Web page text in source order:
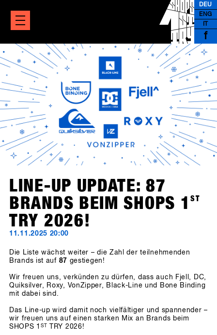
DEU
ENG
f
LINE-UP UPDATE: 87
BRANDS BEIM SHOPS 1ST
TRY 2026!
11.11.2025 20:00
Die Liste wächst weiter – die Zahl der teilnehmenden
Brands ist auf 87 gestiegen!
Wir freuen uns, verkünden zu dürfen, dass auch Fjell, DC,
Quiksilver, Roxy, VonZipper, Black-Line und Bone Binding
mit dabei sind.
Das Line-up wird damit noch vielfältiger und spannender –
wir freuen uns auf einen starken Mix an Brands beim
SHOPS 1 ST TRY 2026!